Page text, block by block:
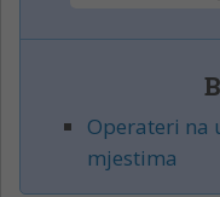
Operateri
mjestima